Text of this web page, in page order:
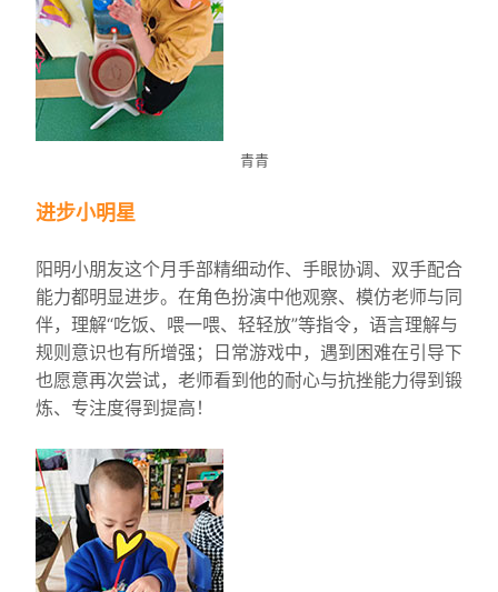
青青
进步小明星
阳明小朋友这个月手部精细动作、手眼协调、双手配合
能力都明显进步。在角色扮演中他观察、模仿老师与同
伴，理解“吃饭、喂一喂、轻轻放”等指令，语言理解与
规则意识也有所增强；日常游戏中，遇到困难在引导下
也愿意再次尝试，老师看到他的耐心与抗挫能力得到锻
炼、专注度得到提高！